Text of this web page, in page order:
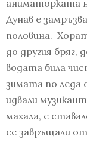
аниматорката
Дунав е
половина.
до другия бряг,
водата била
зимата по леда
идвали
махала, е
се завръщали